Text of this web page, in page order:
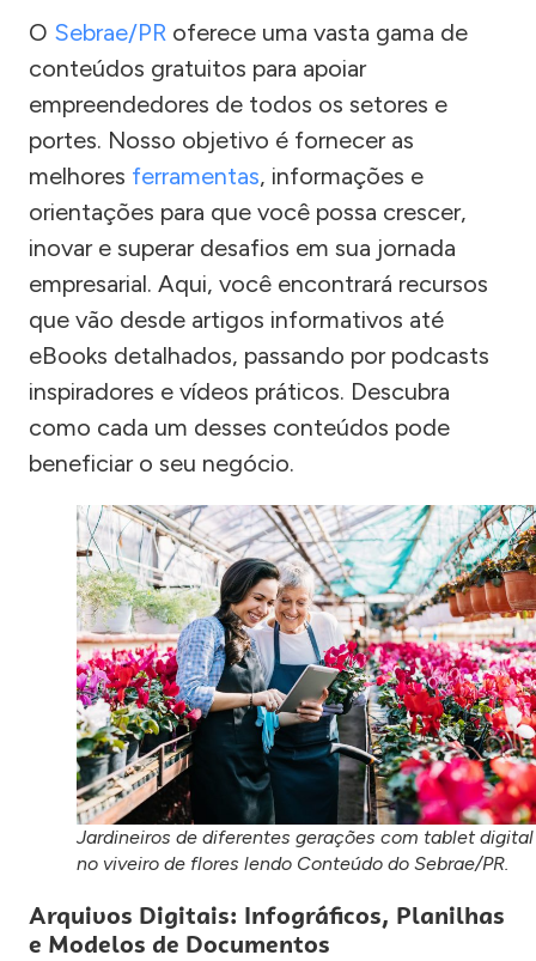
O Sebrae/PR oferece uma vasta gama de
conteúdos gratuitos para apoiar
empreendedores de todos os setores e
portes. Nosso objetivo é fornecer as
melhores ferramentas, informações e
orientações para que você possa crescer,
inovar e superar desafios em sua jornada
empresarial. Aqui, você encontrará recursos
que vão desde artigos informativos até
eBooks detalhados, passando por podcasts
inspiradores e vídeos práticos. Descubra
como cada um desses conteúdos pode
beneficiar o seu negócio.
Jardineiros de diferentes gerações com tablet digital
no viveiro de flores lendo Conteúdo do Sebrae/PR.
Arquivos Digitais: Infográficos, Planilhas
e Modelos de Documentos